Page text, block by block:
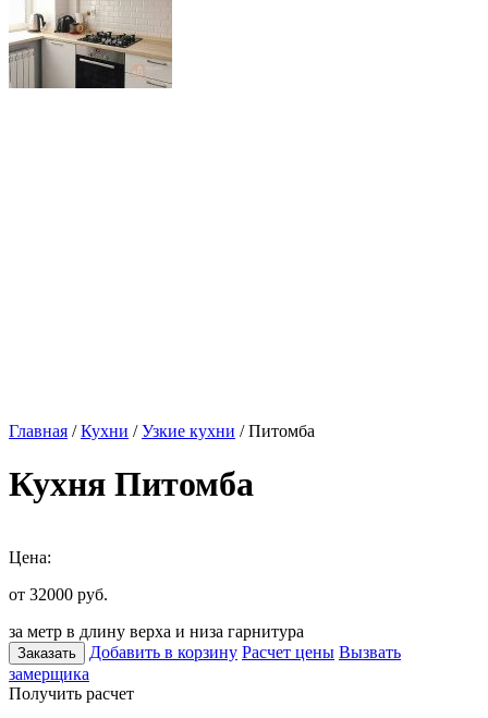
Главная /Кухни /Узкие кухни / Питомба
Кухня Питомба
Цена:
от 32000 руб.
за метр в длину верха и низа гарнитура
Заказать Добавить в корзину Расчет цены Вызвать
замерщика
Получить расчет